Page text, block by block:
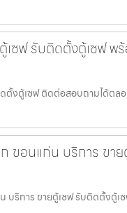
เซฟ รับติดตั้งตู้เซฟ พ
ตั้งตู้เซฟ ติดต่อสอบถามได้ตล
ขอนแก่น บริการ ขา
บริการ ขายตู้เซฟ รับติดตั้งตู้